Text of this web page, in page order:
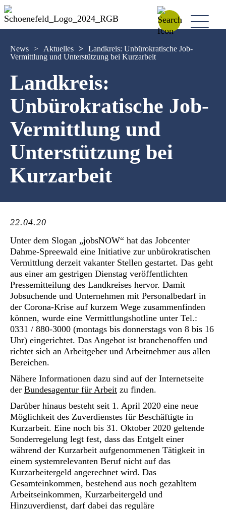
News > Aktuelles > Landkreis: Unbürokratische Job-
Vermittlung und Unterstützung bei Kurzarbeit
Landkreis:
Unbürokratische Job-
Vermittlung und
Unterstützung bei
Kurzarbeit
22.04.20
Unter dem Slogan „jobsNOW“ hat das Jobcenter
Dahme-Spreewald eine Initiative zur unbürokratischen
Vermittlung derzeit vakanter Stellen gestartet. Das geht
aus einer am gestrigen Dienstag veröffentlichten
Pressemitteilung des Landkreises hervor. Damit
Jobsuchende und Unternehmen mit Personalbedarf in
der Corona-Krise auf kurzem Wege zusammenfinden
können, wurde eine Vermittlungshotline unter Tel.:
0331 / 880-3000 (montags bis donnerstags von 8 bis 16
Uhr) eingerichtet. Das Angebot ist branchenoffen und
richtet sich an Arbeitgeber und Arbeitnehmer aus allen
Bereichen.
Nähere Informationen dazu sind auf der Internetseite
der Bundesagentur für Arbeit zu finden.
Darüber hinaus besteht seit 1. April 2020 eine neue
Möglichkeit des Zuverdienstes für Beschäftigte in
Kurzarbeit. Eine noch bis 31. Oktober 2020 geltende
Sonderregelung legt fest, dass das Entgelt einer
während der Kurzarbeit aufgenommenen Tätigkeit in
einem systemrelevanten Beruf nicht auf das
Kurzarbeitergeld angerechnet wird. Das
Gesamteinkommen, bestehend aus noch gezahltem
Arbeitseinkommen, Kurzarbeitergeld und
Hinzuverdienst, darf dabei das reguläre